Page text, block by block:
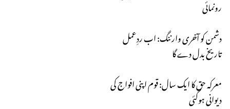
رونمائی
دشمن کو آخری وارننگ: اب ردِعمل
تاریخ بدل دے گا
معرکہ حق کا ایک سال: قوم اپنی افواج کی
دیوانی ہوگئی